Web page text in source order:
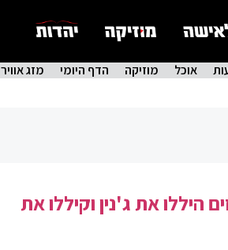
אוכל מוזיקה הדף היומי מזג אוויר
היללו את ג'נין וקיללו את